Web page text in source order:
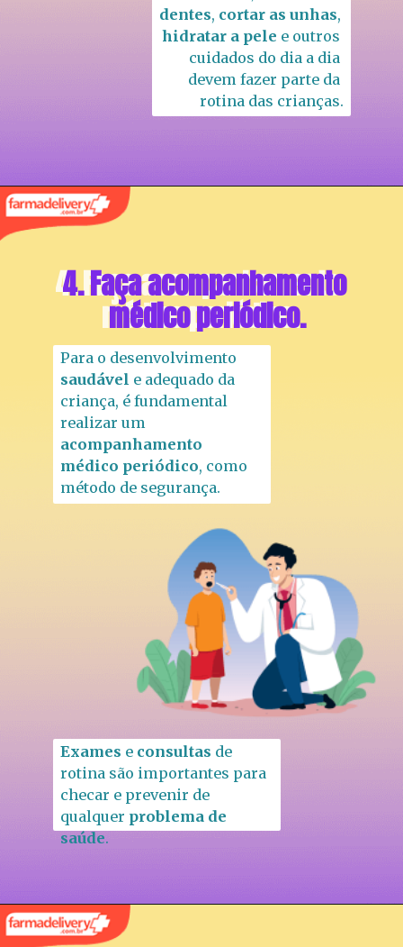
dentes, cortar as unhas
hidratar a pele e outros
cuidados do dia a dia
devem fazer parte da
rotina das crianças.
saudável e adequado da
criança, é fundamental
acompanhamento
médico periódico, como
método de segurança.
Exames e consultas de
rotina são importantes para
checar e prevenir de
qualquer problema de
saúde.
4. Faça acompanhamento
médico periódico.
4. Faça acompanhamento
médico periódico.